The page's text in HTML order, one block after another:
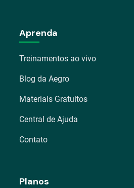
Aprenda
Treinamentos ao vivo
Blog da Aegro
Materiais Gratuitos
Central de Ajuda
Contato
Planos